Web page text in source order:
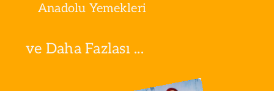
Anadolu Yemekleri
ve Daha Fazlası ...